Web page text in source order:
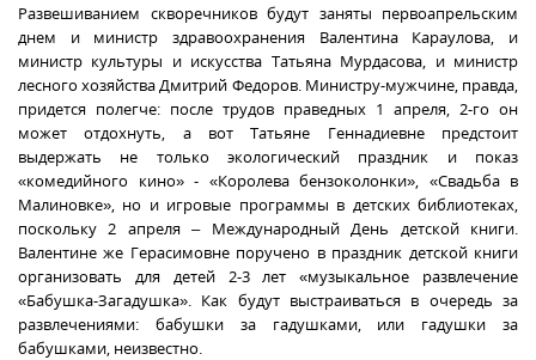
Развешиванием скворечников будут заняты первоапрельским
днем и министр здравоохранения Валентина Караулова, и
министр культуры и искусства Татьяна Мурдасова, и министр
лесного хозяйства Дмитрий Федоров. Министру-мужчине, правда,
придется полегче: после трудов праведных 1 апреля, 2-го он
может отдохнуть, а вот Татьяне Геннадиевне предстоит
выдержать не только экологический праздник и показ
«комедийного кино» - «Королева бензоколонки», «Свадьба в
Малиновке», но и игровые программы в детских библиотеках,
поскольку 2 апреля – Международный День детской книги.
Валентине же Герасимовне поручено в праздник детской книги
организовать для детей 2-3 лет «музыкальное развлечение
«Бабушка-Загадушка». Как будут выстраиваться в очередь за
развлечениями: бабушки за гадушками, или гадушки за
бабушками, неизвестно.